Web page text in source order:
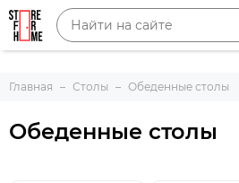
Главная Столы Обеденные столы
Обеденные столы